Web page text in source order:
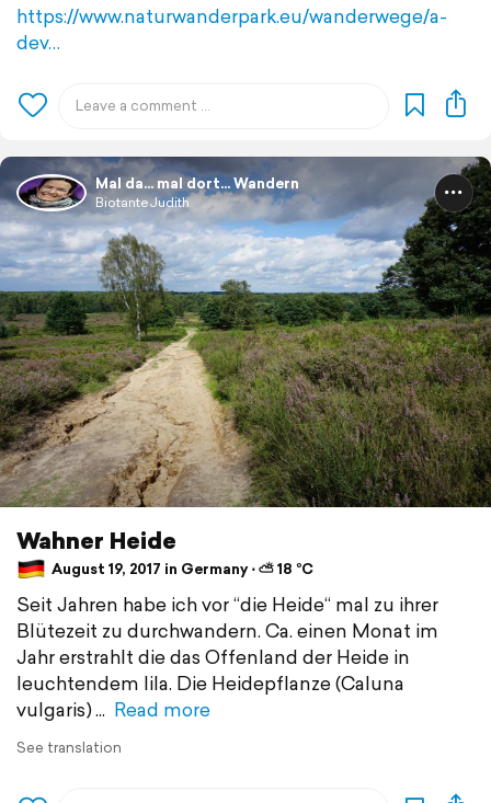
https://www.naturwanderpark.eu/wanderwege/a-
dev…
Mal da... mal dort... Wandern
BiotanteJudith
Wahner Heide
August 19, 2017 in Germany ⋅ ⛅ 18 °C
Seit Jahren habe ich vor “die Heide“ mal zu ihrer
Blütezeit zu durchwandern. Ca. einen Monat im
Jahr erstrahlt die das Offenland der Heide in
leuchtendem lila. Die Heidepflanze (Caluna
vulgaris)
Read more
See translation